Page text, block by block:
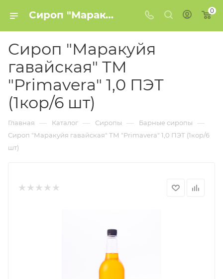
Сироп "Маракуйя гавайская" ТМ "Primavera" 1,0 ПЭТ (1кор/6 шт) купить в Минске 0
Сироп "Маракуйя
гавайская" ТМ
"Primavera" 1,0 ПЭТ
(1кор/6 шт)
Главная — Каталог — Сиропы — Барные сиропы —
Сироп "Маракуйя гавайская" ТМ "Primavera" 1,0 ПЭТ (1кор/6
шт)